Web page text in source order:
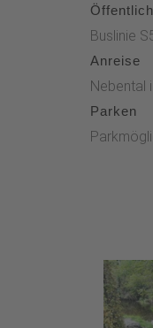
Buslinie
Anreise
Nebental
Parken